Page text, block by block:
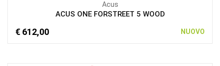
Acus
ACUS ONE FORSTREET 5 WOOD
€ 612,00 NUOVO